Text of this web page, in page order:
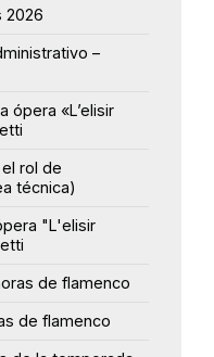
2026
–
ópera «L’elisir
rol de
técnica)
"L'elisir
de flamenco
de flamenco